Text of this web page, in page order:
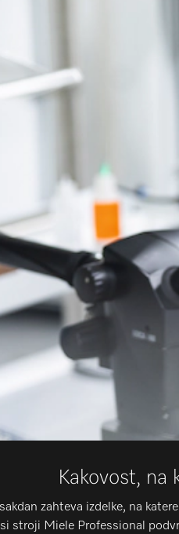
Kakovost, na
zahteva izdelke, na
stroji Miele Professional